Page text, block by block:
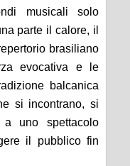
musicali solo
parte il calore, il
brasiliano
evocativa e le
balcanica
si incontrano, si
uno spettacolo
il pubblico fin